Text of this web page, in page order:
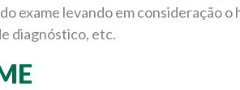
exame levando em consideração o
diagnóstico, etc.